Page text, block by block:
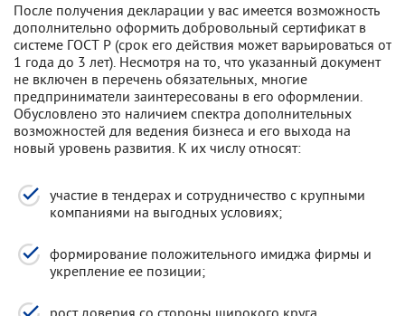
После получения декларации у вас имеется возможность
дополнительно оформить добровольный сертификат в
системе ГОСТ Р (срок его действия может варьироваться от
1 года до 3 лет). Несмотря на то, что указанный документ
не включен в перечень обязательных, многие
предприниматели заинтересованы в его оформлении.
Обусловлено это наличием спектра дополнительных
возможностей для ведения бизнеса и его выхода на
новый уровень развития. К их числу относят:
участие в тендерах и сотрудничество с крупными
компаниями на выгодных условиях;
формирование положительного имиджа фирмы и
укрепление ее позиции;
рост доверия со стороны широкого круга